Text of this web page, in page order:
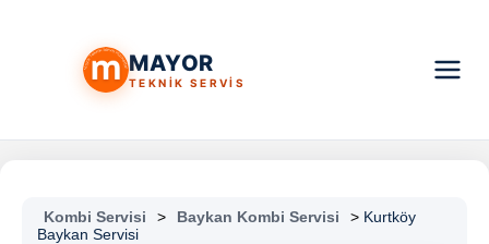
MAYOR
TEKNİK SERVİS
Kombi Servisi > Baykan Kombi Servisi > Kurtköy
Baykan Servisi